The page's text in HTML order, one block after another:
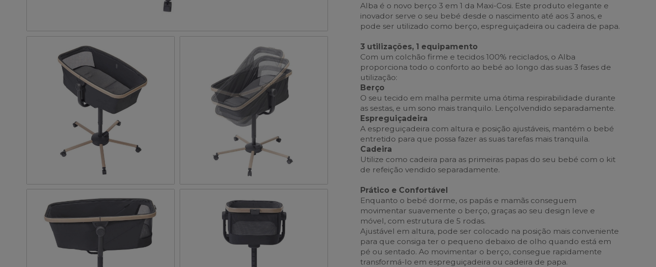
Alba é o novo berço 3 em 1 da Maxi-Cosi. Este produto elegante e
inovador serve o seu bebé desde o nascimento até aos 3 anos, e
pode ser utilizado como berço, espreguiçadeira ou cadeira de papa.
3 utilizações, 1 equipamento
Com um colchão firme e tecidos 100% reciclados, o Alba
proporciona todo o conforto ao bebé ao longo das suas 3 fases de
utilização:
Berço
O seu tecido em malha permite uma ótima respirabilidade durante
as sestas, e um sono mais tranquilo. Lençolvendido separadamente.
Espreguiçadeira
A espreguiçadeira com altura e posição ajustáveis, mantém o bebé
entretido para que possa fazer as suas tarefas mais tranquila.
Cadeira
Utilize como cadeira para as primeiras papas do seu bebé com o kit
de refeição vendido separadamente.
Prático e Confortável
Enquanto o bebé dorme, os papás e mamãs conseguem
movimentar suavemente o berço, graças ao seu design leve e
móvel, com estrutura de 5 rodas.
Ajustável em altura, pode ser colocado na posição mais conveniente
para que consiga ter o pequeno debaixo de olho quando está em
pé ou sentado. Ao movimentar o berço, consegue rapidamente
transformá-lo em espreguiçadeira ou cadeira de papa.